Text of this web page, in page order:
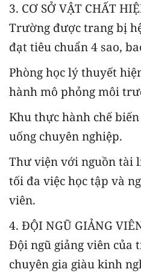
3. CƠ SỞ VẬT CHẤT
Trường được trang bị
đạt tiêu chuẩn 4 sao,
Phòng học lý thuyết
hành mô phỏng môi
Khu thực hành chế
uống chuyên nghiệp.
Thư viện với nguồn tài
tối đa việc học tập và
viên.
4. ĐỘI NGŨ GIẢNG
Đội ngũ giảng viên của
chuyên gia giàu kinh